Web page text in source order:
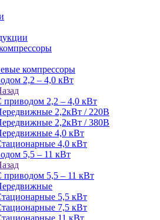
компрессоры
2,2 – 4,0 кВт
приводом 2,2 – 4,0 кВт
2,2кВт / 220В
2,2кВт / 380В
4,0 кВт
4,0 кВт
5,5 – 11 кВт
приводом 5,5 – 11 кВт
5,5 кВт
7,5 кВт
11 кВт